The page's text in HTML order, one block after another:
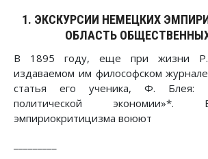
1. ЭКСКУРСИИ НЕМЕЦКИХ
ОБЛАСТЬ
В 1895 году, еще при жизни Р.
издаваемом им философском
статья его ученика, Ф. Блея:
политической экономии»*.
эмпириокритицизма воюют